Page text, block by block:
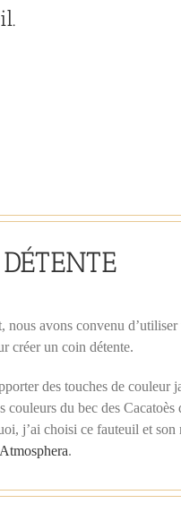
nous avons convenu d’utiliser
créer un coin détente.
des touches de couleur
couleurs du bec des Cacatoès
j’ai choisi ce fauteuil et son
Atmosphera.